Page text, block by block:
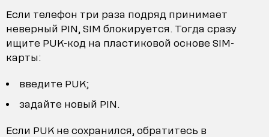
Если телефон три раза подряд принимает
неверный PIN, SIM блокируется. Тогда сразу
ищите PUK-код на пластиковой основе SIM-
карты:
введите PUK;
задайте новый PIN.
Если PUK не сохранился, обратитесь в